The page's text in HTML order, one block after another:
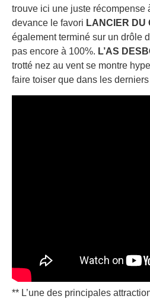
trouve ici une juste récompense
devance le favori LANCIER DU
également terminé sur un drôle
pas encore à 100%. L’AS
trotté nez au vent se montre
faire toiser que dans les
** L’une des principales